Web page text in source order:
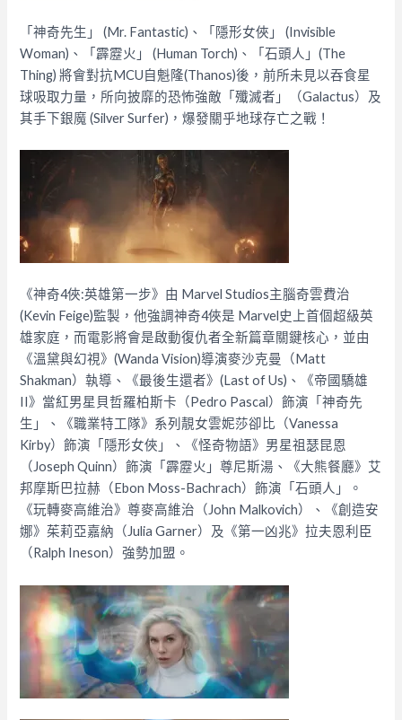
「神奇先生」 (Mr. Fantastic)、「隱形女俠」 (Invisible
Woman)、「霹靂火」 (Human Torch)、「石頭人」(The
Thing) 將會對抗MCU自魁隆(Thanos)後，前所未見以吞食星
球吸取力量，所向披靡的恐怖強敵「殲滅者」（Galactus）及
其手下銀魔 (Silver Surfer)，爆發關乎地球存亡之戰！
《神奇4俠:英雄第一步》由 Marvel Studios主腦奇雲費治
(Kevin Feige)監製，他強調神奇4俠是 Marvel史上首個超級英
雄家庭，而電影將會是啟動復仇者全新篇章關鍵核心，並由
《溫黛與幻視》(Wanda Vision)導演麥沙克曼（Matt
Shakman）執導、《最後生還者》(Last of Us)、《帝國驕雄
II》當紅男星貝哲羅柏斯卡（Pedro Pascal）飾演「神奇先
生」、《職業特工隊》系列靚女雲妮莎卻比（Vanessa
Kirby）飾演「隱形女俠」、《怪奇物語》男星祖瑟昆恩
（Joseph Quinn）飾演「霹靂火」尊尼斯湯、《大熊餐廳》艾
邦摩斯巴拉赫（Ebon Moss-Bachrach）飾演「石頭人」。
《玩轉麥高維治》尊麥高維治（John Malkovich）、《創造安
娜》茱莉亞嘉納（Julia Garner）及《第一凶兆》拉夫恩利臣
（Ralph Ineson）強勢加盟。